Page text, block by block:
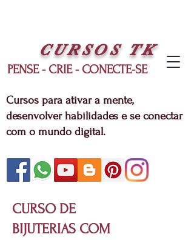
CURSOS TK
PENSE - CRIE - CONECTE-SE
Cursos para ativar a mente,
desenvolver habilidades e se conectar
com o mundo digital.
CURSO DE
BIJUTERIAS COM